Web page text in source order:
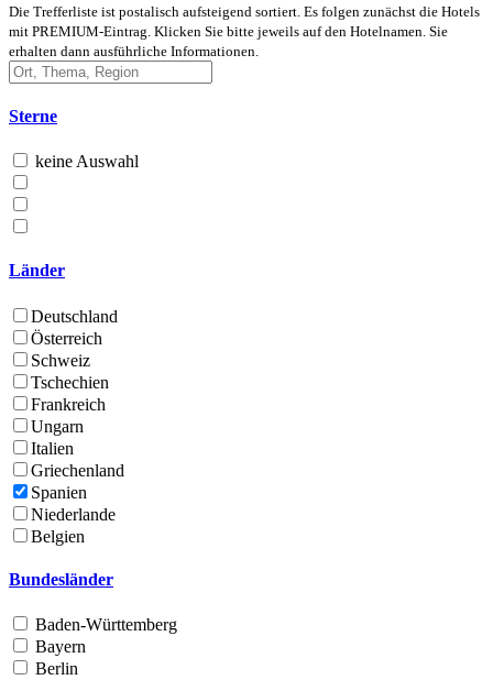
Die Trefferliste ist postalisch aufsteigend sortiert. Es folgen zunächst die Hotels
mit PREMIUM-Eintrag. Klicken Sie bitte jeweils auf den Hotelnamen. Sie
erhalten dann ausführliche Informationen.
Sterne
keine Auswahl
Länder
Deutschland
Österreich
Schweiz
Tschechien
Frankreich
Ungarn
Italien
Griechenland
Spanien
Niederlande
Belgien
Bundesländer
Baden-Württemberg
Bayern
Berlin